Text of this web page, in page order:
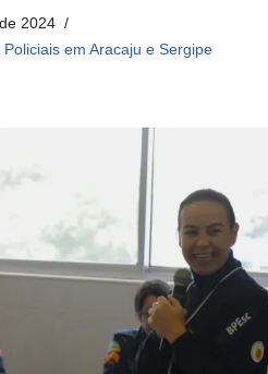
2024
em Aracaju e Sergipe